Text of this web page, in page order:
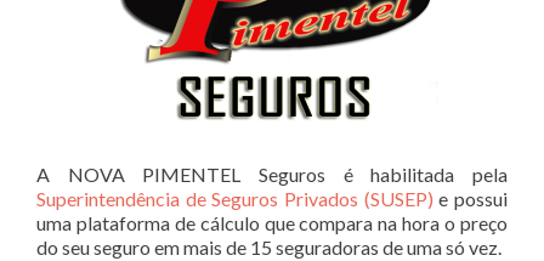
A NOVA PIMENTEL Seguros é habilitada pela
Superintendência de Seguros Privados (SUSEP) e possui
uma plataforma de cálculo que compara na hora o preço
do seu seguro em mais de 15 seguradoras de uma só vez.